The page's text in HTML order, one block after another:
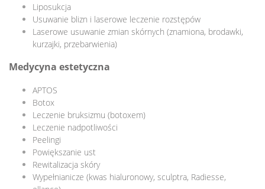
Liposukcja
Usuwanie blizn i laserowe leczenie rozstępów
Laserowe usuwanie zmian skórnych (znamiona, brodawki,
kurzajki, przebarwienia)
Medycyna estetyczna
APTOS
Botox
Leczenie bruksizmu (botoxem)
Leczenie nadpotliwości
Peelingi
Powiększanie ust
Rewitalizacja skóry
Wypełnianicze (kwas hialuronowy, sculptra, Radiesse,